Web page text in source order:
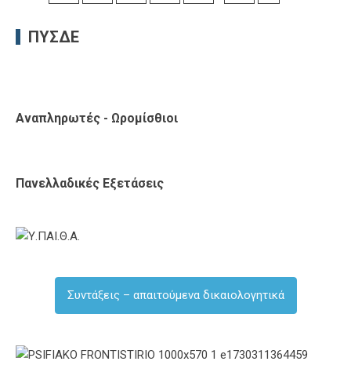
ΠΥΣΔΕ
Αναπληρωτές - Ωρομίσθιοι
Πανελλαδικές Εξετάσεις
Συντάξεις – απαιτούμενα δικαιολογητικά